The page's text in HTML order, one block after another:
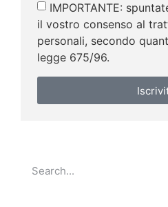
IMPORTANTE:
il vostro consenso al
personali, secondo
legge 675/96.